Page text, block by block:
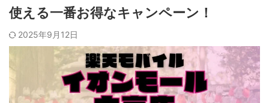
使える一番お得なキャンペーン！
2025年9月12日